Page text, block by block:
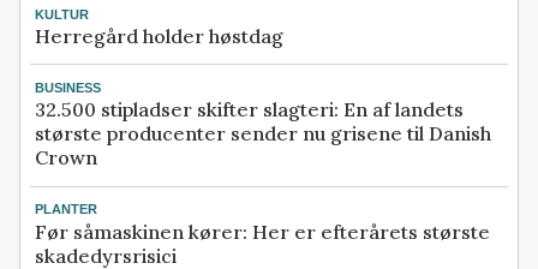
KULTUR
Herregård holder høstdag
BUSINESS
32.500 stipladser skifter slagteri: En af landets
største producenter sender nu grisene til Danish
Crown
PLANTER
Før såmaskinen kører: Her er efterårets største
skadedyrsrisici